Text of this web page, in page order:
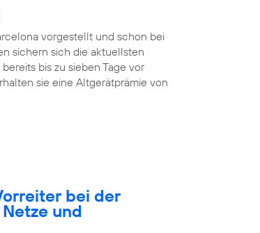
vorgestellt und schon bei
sichern sich die aktuellsten
bis zu sieben Tage vor
sie eine Altgerätprämie von
bei der
und